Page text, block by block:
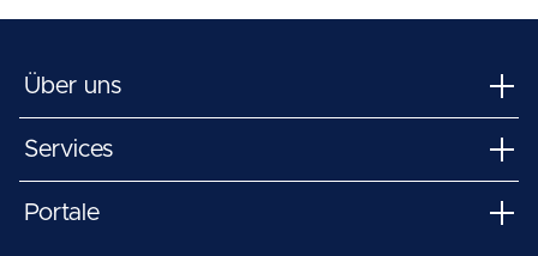
Über uns
Services
Portale